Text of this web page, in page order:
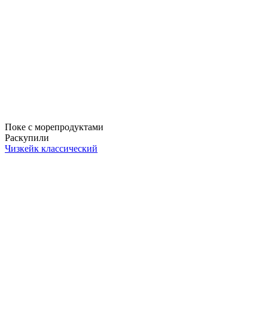
Поке с морепродуктами
Раскупили
Чизкейк классический